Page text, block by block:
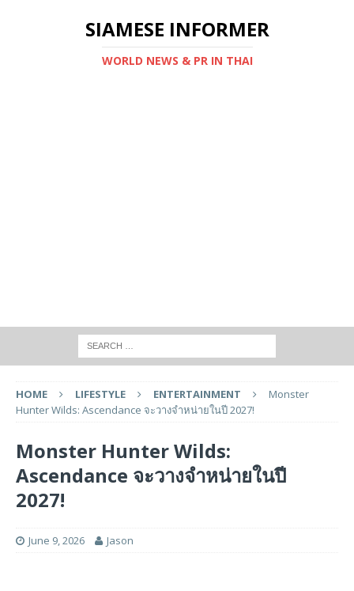
SIAMESE INFORMER
WORLD NEWS & PR IN THAI
HOME LIFESTYLE ENTERTAINMENT
Monster
Hunter Wilds: Ascendance จะวางจำหน่ายในปี 2027!
Monster Hunter Wilds:
Ascendance จะวางจำหน่ายในปี
2027!
June 9, 2026 Jason